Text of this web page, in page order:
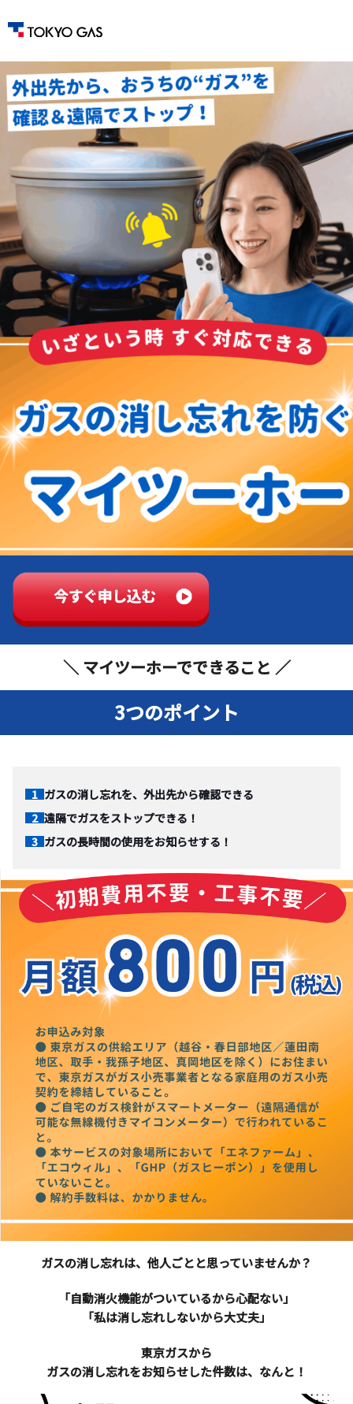
＼ マイツーホーでできること ／
3つのポイント
ガスの消し忘れを、外出先から確認できる
遠隔でガスをストップできる！
ガスの長時間の使用をお知らせする！
ガスの消し忘れは、他人ごとと思っていませんか？
「自動消火機能がついているから心配ない」
「私は消し忘れしないから大丈夫」
東京ガスから
ガスの消し忘れをお知らせした件数は、なんと！